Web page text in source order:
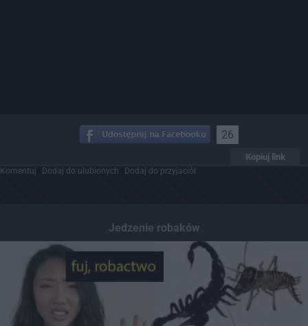
26
Kopiuj link
Komentuj Dodaj do ulubionych Dodaj do przyjaciół
Jedzenie robaków